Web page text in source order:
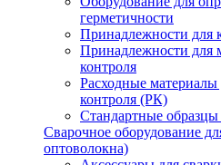
герметичности
Принадлежности для
Принадлежности для
контроля
Расходные материалы
контроля (РК)
Стандартные образцы
Сварочное оборудование
оптоволокна)